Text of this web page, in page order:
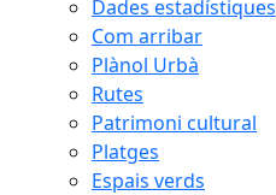
Dades estadístiques
Com arribar
Plànol Urbà
Rutes
Patrimoni cultural
Platges
Espais verds